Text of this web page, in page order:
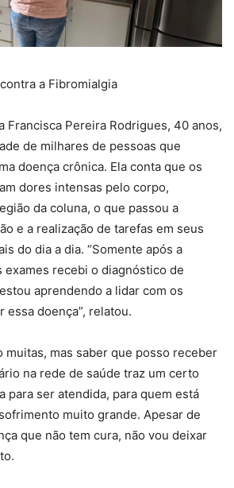
a Fibromialgia
Francisca Pereira Rodrigues, 40 anos,
de milhares de pessoas que
doença crônica. Ela conta que os
dores intensas pelo corpo,
da coluna, o que passou a
e a realização de tarefas em seus
do dia a dia. “Somente após a
exames recebi o diagnóstico de
aprendendo a lidar com os
doença”, relatou.
muitas, mas saber que posso receber
na rede de saúde traz um certo
para ser atendida, para quem está
muito grande. Apesar de
que não tem cura, não vou deixar